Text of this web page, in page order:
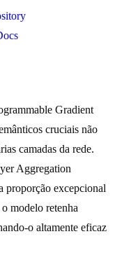
Gradient
cruciais não
camadas da rede.
Aggregation
excepcional
modelo retenha
o altamente eficaz